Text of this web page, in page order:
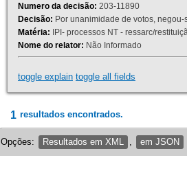
Numero da decisão: 203-11890
Decisão: Por unanimidade de votos,
Matéria: IPI- processos NT - ressarc/
Nome do relator: Não Informado
toggle explain toggle all fields
1 resultados encontrados.
Opções: Resultados em XML em JSON